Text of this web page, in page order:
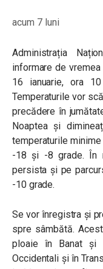
acum 7 luni
Administrația
informare de
16 ianuarie, ora
Temperaturile vor
precădere în
Noaptea și
temperaturile
-18 și -8 grade. În
persista și pe
-10 grade.
Se vor înregistra și
spre sâmbătă.
ploaie în Banat și
Occidentali și în